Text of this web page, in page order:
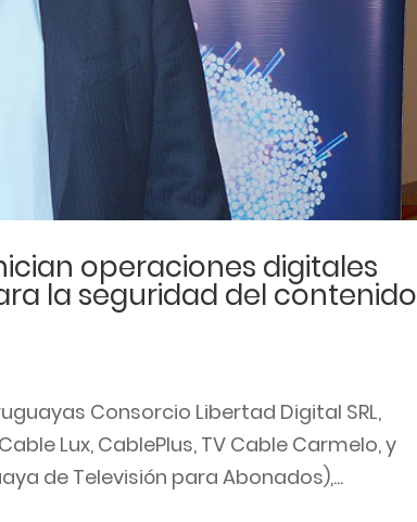
operaciones digitales
la seguridad del contenido
Consorcio Libertad Digital SRL,
Lux, CablePlus, TV Cable Carmelo, y
de Televisión para Abonados),...